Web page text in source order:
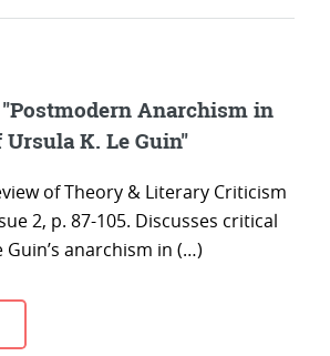
"Postmodern Anarchism in
K. Le Guin"
of Theory & Literary Criticism
2, p. 87-105. Discusses critical
Guin’s anarchism in (…)